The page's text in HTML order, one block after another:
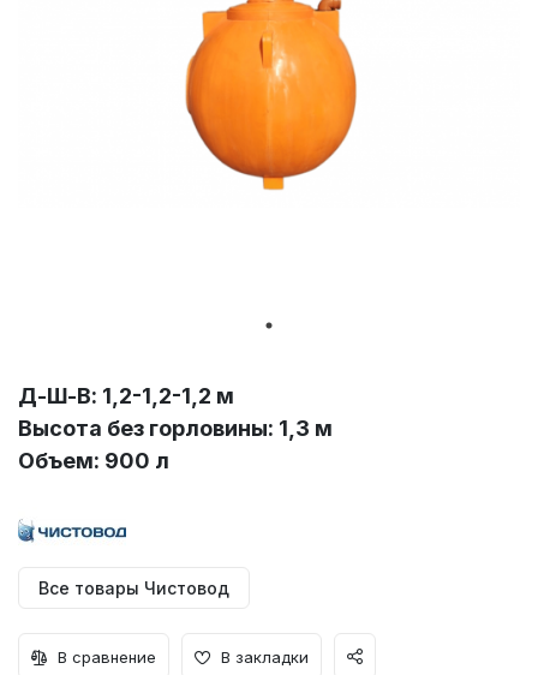
Д-Ш-В: 1,2-1,2-1,2 м
Высота без горловины: 1,3 м
Объем: 900 л
Все товары Чистовод
В сравнение В закладки